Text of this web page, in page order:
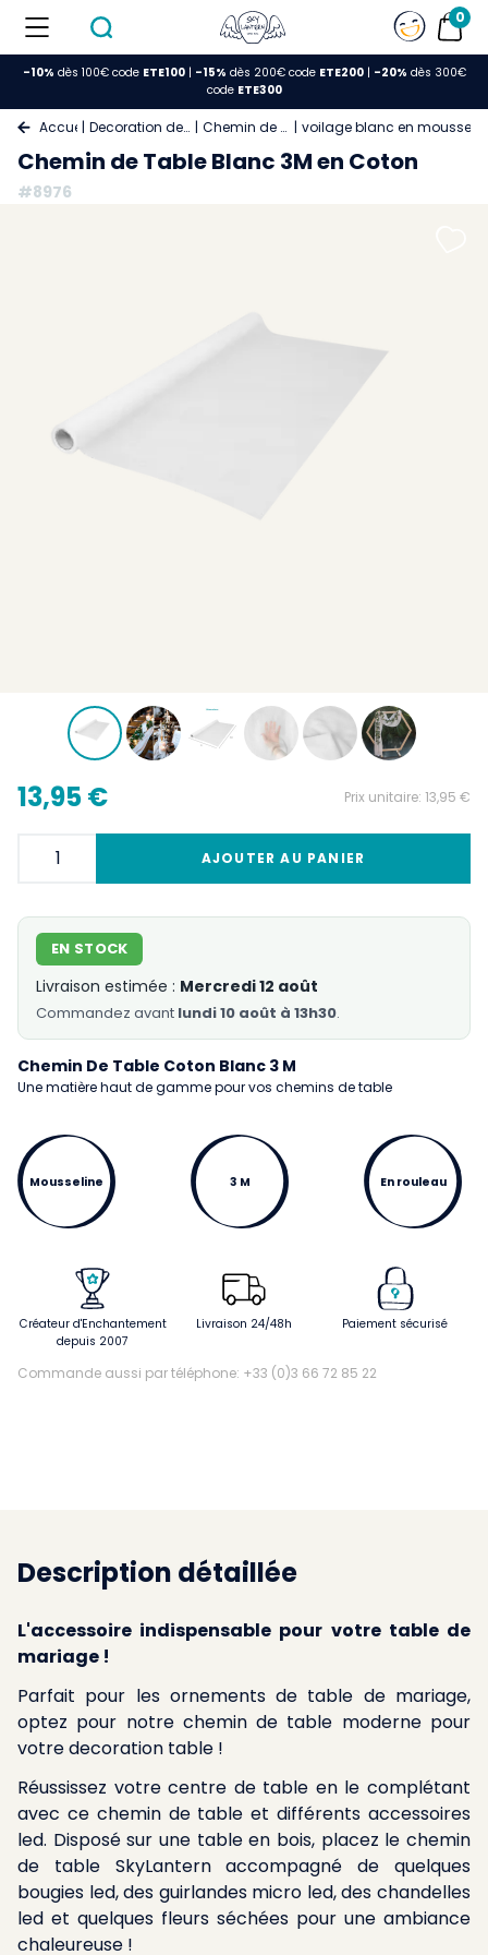
0
-10% dès 100€ code ETE100| -15% dès 200€ code ETE200| -20% dès 300€
code ETE300
Accueil Decoration de Table Chemin de Table voilage blanc en
Chemin de Table Blanc 3M en Coton
#8976
13,95 € Prix unitaire: 13,95 €
AJOUTER AU PANIER
Chemin De Table Coton Blanc 3 M
Une matière haut de gamme pour vos chemins de table
EN STOCK
Livraison estimée : Mercredi 12 août
Commandez avant lundi 10 août à 13h30.
Mousseline 3 M En rouleau
Créateur d'Enchantement
depuis 2007
Livraison 24/48h Paiement sécurisé
Commande aussi par téléphone: +33 (0)3 66 72 85 22
Description détaillée
L'accessoire indispensable pour votre table de
mariage !
Parfait pour les ornements de table de mariage,
optez pour notre chemin de table moderne pour
votre decoration table !
Réussissez votre centre de table en le complétant
avec ce chemin de table et différents accessoires
led. Disposé sur une table en bois, placez le chemin
de table SkyLantern accompagné de quelques
bougies led, des guirlandes micro led, des chandelles
led et quelques fleurs séchées pour une ambiance
chaleureuse !